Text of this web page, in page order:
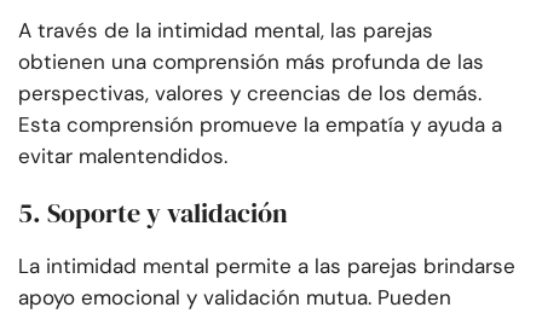
A través de la intimidad mental, las parejas
obtienen una comprensión más profunda de las
perspectivas, valores y creencias de los demás.
Esta comprensión promueve la empatía y ayuda a
evitar malentendidos.
5. Soporte y validación
La intimidad mental permite a las parejas brindarse
apoyo emocional y validación mutua. Pueden